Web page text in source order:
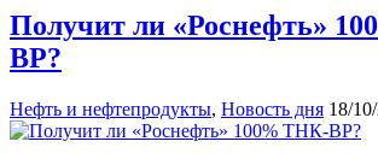
Получит ли «Роснефть»
ВР?
Нефть и нефтепродукты, Новость дня 18/